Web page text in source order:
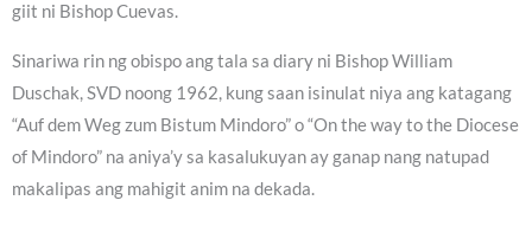
giit ni Bishop Cuevas.
Sinariwa rin ng obispo ang tala sa diary ni Bishop William
Duschak, SVD noong 1962, kung saan isinulat niya ang katagang
“Auf dem Weg zum Bistum Mindoro” o “On the way to the Diocese
of Mindoro” na aniya’y sa kasalukuyan ay ganap nang natupad
makalipas ang mahigit anim na dekada.